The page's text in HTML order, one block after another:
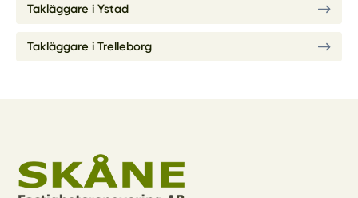
Takläggare i Ystad
Takläggare i Trelleborg